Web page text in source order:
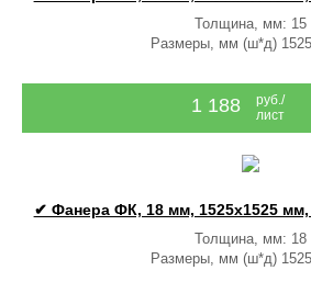
Толщина, мм: 15
Размеры, мм (ш*д)
1 188
руб./
лист
✔ Фанера ФК, 18 мм, 1525x1525
Толщина, мм: 18
Размеры, мм (ш*д)